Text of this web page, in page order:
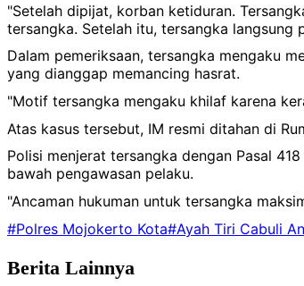
"Setelah dipijat, korban ketiduran.
tersangka. Setelah itu, tersangka langsung
Dalam pemeriksaan, tersangka mengaku
yang dianggap memancing hasrat.
"Motif tersangka mengaku khilaf karena
Atas kasus tersebut, IM resmi ditahan di
Polisi menjerat tersangka dengan Pasal
bawah pengawasan pelaku.
"Ancaman hukuman untuk tersangka
#Polres Mojokerto Kota#Ayah Tiri Cabuli
Berita Lainnya